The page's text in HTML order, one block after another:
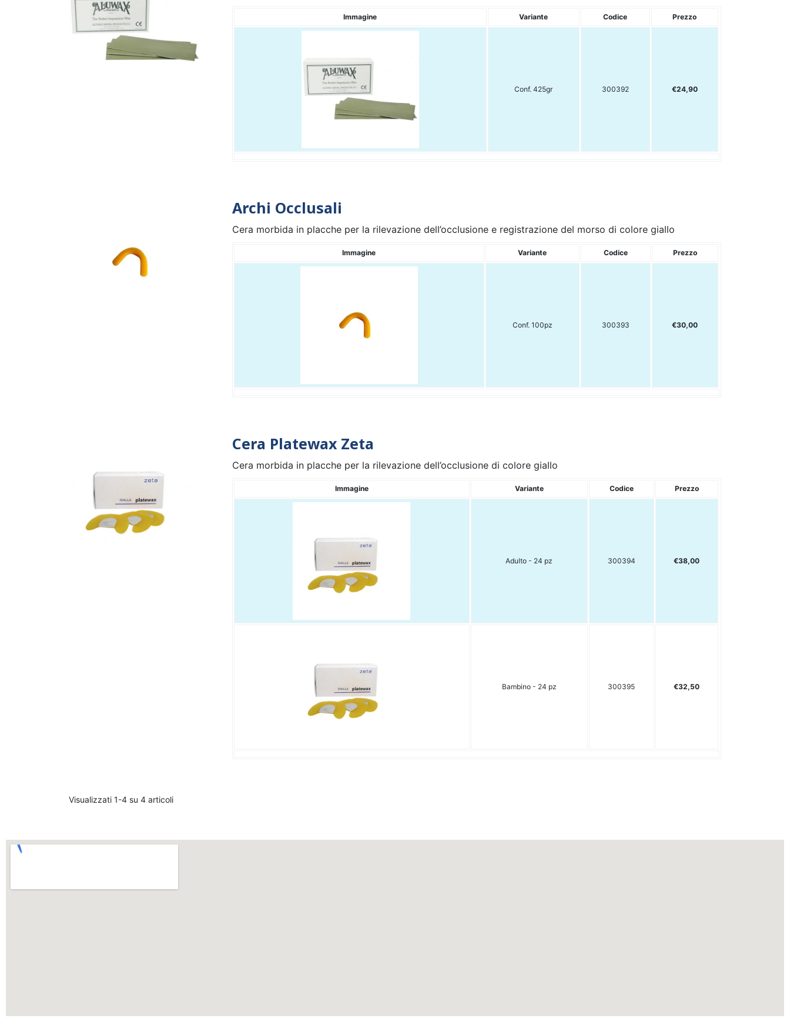
Immagine Variante Codice Prezzo
Conf. 425gr 300392 €24,90
Archi Occlusali
Cera morbida in placche per la rilevazione dell’occlusione e registrazione del morso di colore giallo
Immagine Variante Codice Prezzo
Conf. 100pz 300393 €30,00
Cera Platewax Zeta
Cera morbida in placche per la rilevazione dell’occlusione di colore giallo
Immagine Variante Codice Prezzo
Adulto - 24 pz 300394 €38,00
Bambino - 24 pz 300395 €32,50
Visualizzati 1-4 su 4 articoli